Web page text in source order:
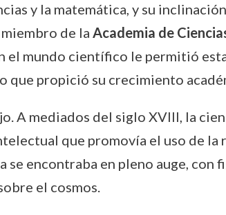
y la matemática, y su
de la Academia de
el mundo científico le permitió
que propició su crecimiento
A mediados del siglo XVIII, la
que promovía el uso de la
encontraba en pleno auge, con
el cosmos.